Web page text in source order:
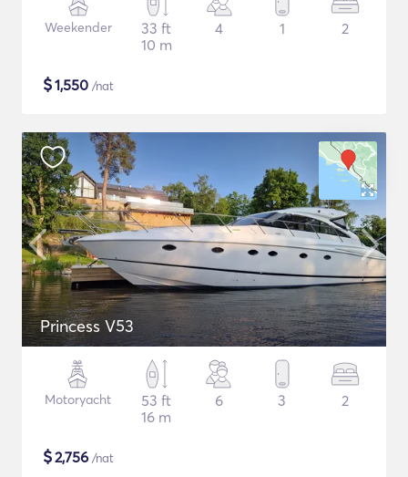
Weekender
33 ft
10 m
4 1 2
$1,550 /nat
Princess V53
Motoryacht
53 ft
16 m
6 3 2
$2,756 /nat